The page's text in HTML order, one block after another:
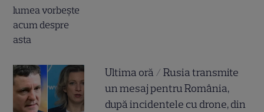
Ultima oră / Rusia transmite
un mesaj pentru România,
după incidentele cu drone, din